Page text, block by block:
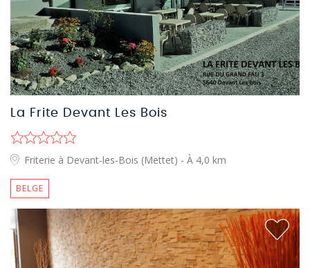
La Frite Devant Les Bois
Friterie à Devant-les-Bois (Mettet) - À 4,0 km
BELGE